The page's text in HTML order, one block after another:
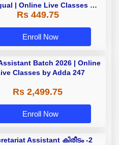
| Online Live Classes by
Adda 247
Rs 449.75
Enroll Now
Batch 2026 | Online
Classes by Adda 247
Rs 2,499.75
Enroll Now
Assistant കിരീടം -2